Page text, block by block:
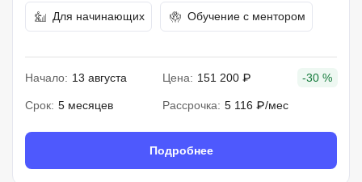
Для начинающих Обучение с ментором
Начало: 13 августа Цена: 151 200 ₽ -30 %
Срок: 5 месяцев Рассрочка: 5 116 ₽/мес
Подробнее